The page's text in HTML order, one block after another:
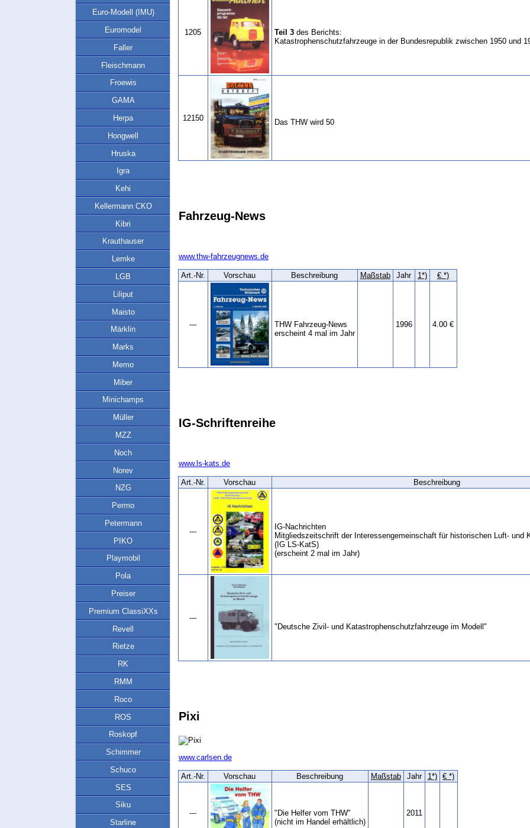
Euro-Modell (IMU)
Euromodel
Faller
Fleischmann
Froewis
GAMA
Herpa
Hongwell
Hruska
Igra
Kehi
Kellermann CKO
Kibri
Krauthauser
Lemke
LGB
Liliput
Maisto
Märklin
Marks
Memo
Miber
Minichamps
Müller
MZZ
Noch
Norev
NZG
Permo
Petermann
PIKO
Playmobil
Pola
Preiser
Premium ClassiXXs
Revell
Rietze
RK
RMM
Roco
ROS
Roskopf
Schimmer
Schuco
SES
Siku
Starline
1205 Teil 3des Berichts:
Katastrophenschutzfahrzeuge in der Bundesrepublik zwischen 1950 und
12150 Das THW wird 50
Fahrzeug-News
www.thw-fahrzeugnews.de
Art.‑Nr. Vorschau Beschreibung Maßstab Jahr 1*) € *)
---
THW Fahrzeug-News
erscheint 4 mal im Jahr
1996 4.00 €
IG-Schriftenreihe
www.ls-kats.de
Art.‑Nr. Vorschau Beschreibung
---
IG-Nachrichten
Mitgliedszeitschrift der Interessengemeinschaft für historischen Luft- und
(IG LS-KatS)
(erscheint 2 mal im Jahr)
---
"Deutsche Zivil- und Katastrophenschutzfahrzeuge im Modell"
Pixi
www.carlsen.de
Art.‑Nr. Vorschau Beschreibung Maßstab Jahr 1*) € *)
---
"Die Helfer vom THW"
(nicht im Handel erhältlich)
2011